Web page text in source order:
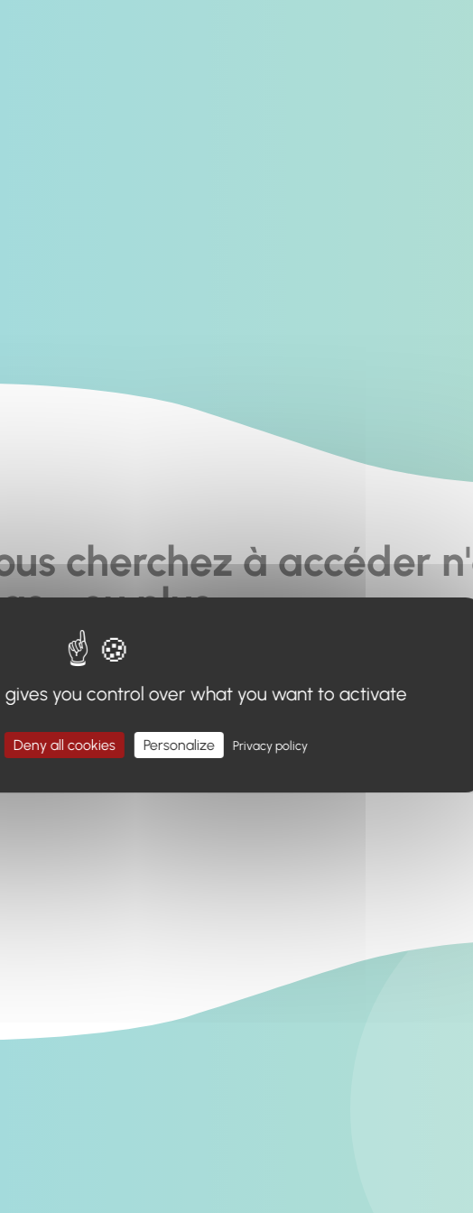
cherchez à accéder
ou plus.
en haut de page, ou à utiliser le menu pour trouver le contenu
Retour à l'accueil
gives you control over what you want to activate
Deny all cookies Personalize Privacy policy